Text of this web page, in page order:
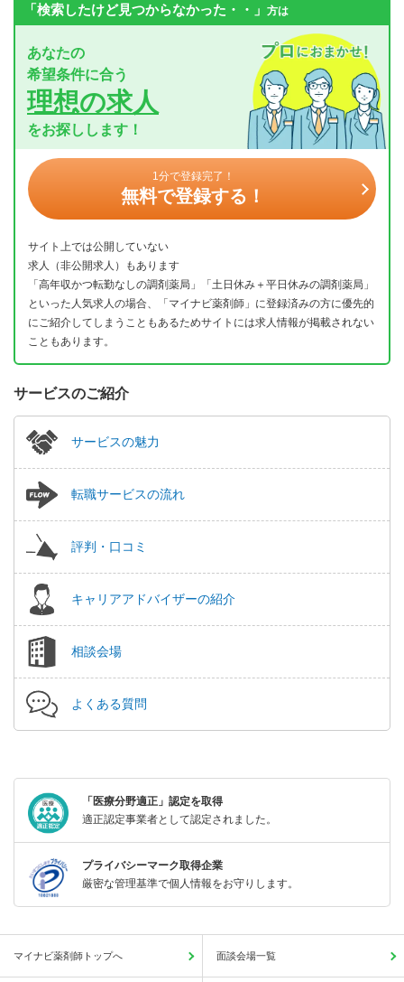
「検索したけど見つからなかった・・」 方は
あなたの
希望条件に合う
理想の求人
をお探しします！
1分で登録完了！
無料で登録する！
サイト上では公開していない
求人（非公開求人）もあります
「高年収かつ転勤なしの調剤薬局」「土日休み＋平日休みの調剤薬局」
といった人気求人の場合、「マイナビ薬剤師」に登録済みの方に優先的
にご紹介してしまうこともあるためサイトには求人情報が掲載されない
こともあります。
サービスのご紹介
サービスの魅力
転職サービスの流れ
評判・口コミ
キャリアアドバイザーの紹介
相談会場
よくある質問
「医療分野適正」認定を取得
適正認定事業者として認定されました。
プライバシーマーク取得企業
厳密な管理基準で個人情報をお守りします。
マイナビ薬剤師トップへ 面談会場一覧